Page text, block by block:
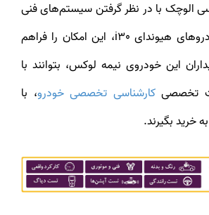
الوچک با در نظر گرفتن سیستم‌های فنی
و وضعیت بدنه خودروهای هیوندای i30، این امکان را فراهم
این خودروی نیمه لوکس، بتوانند با
تخصصیکارشناسی تخصصی خودرو، با
خرید بگیرند.